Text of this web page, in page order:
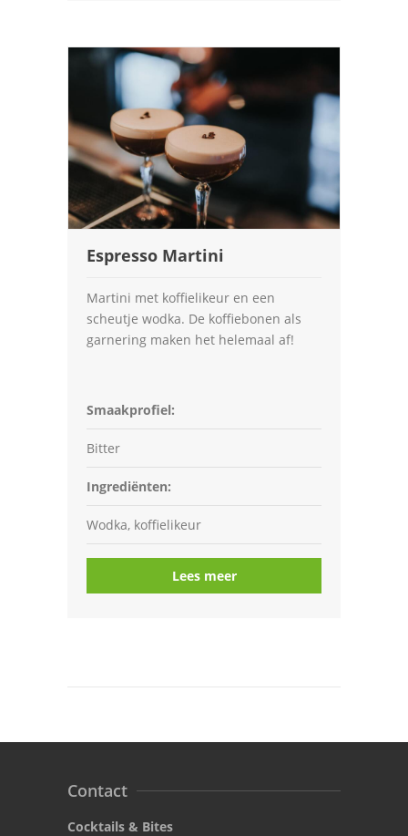
Espresso Martini
Martini met koffielikeur en een
scheutje wodka. De koffiebonen als
garnering maken het helemaal af!
Smaakprofiel:
Bitter
Ingrediënten:
Wodka, koffielikeur
Lees meer
Contact
Cocktails & Bites